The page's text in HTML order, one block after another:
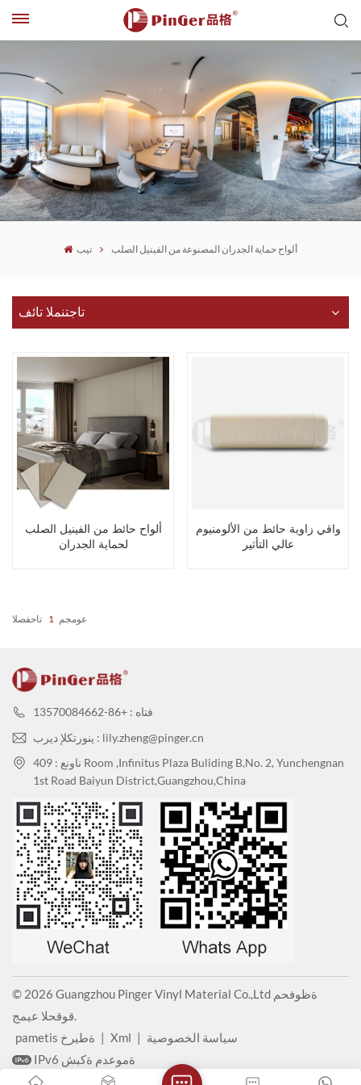
تيب ألواح حماية الجدران المصنوعة من الفينيل الصلب
تاجتنملا تائف
ألواح حائط من الفينيل الصلب
لحماية الجدران
واقي زاوية حائط من الألومنيوم
عالي التأثير
عومجم 1 تاحفصلا
فتاه : +86-13570084662
ينورتكلإ ديرب : lily.zheng@pinger.cn
ناونع : 409 Room ,Infinitus Plaza Buliding B,No. 2, Yunchengnan
1st Road Baiyun District,Guangzhou,China
© 2026 Guangzhou Pinger Vinyl Material Co.,Ltd ةظوفحم
قوقحلا عيمج.
pametis ةطيرخ | Xml | سياسة الخصوصية
IPv6 ةموعدم ةكبش